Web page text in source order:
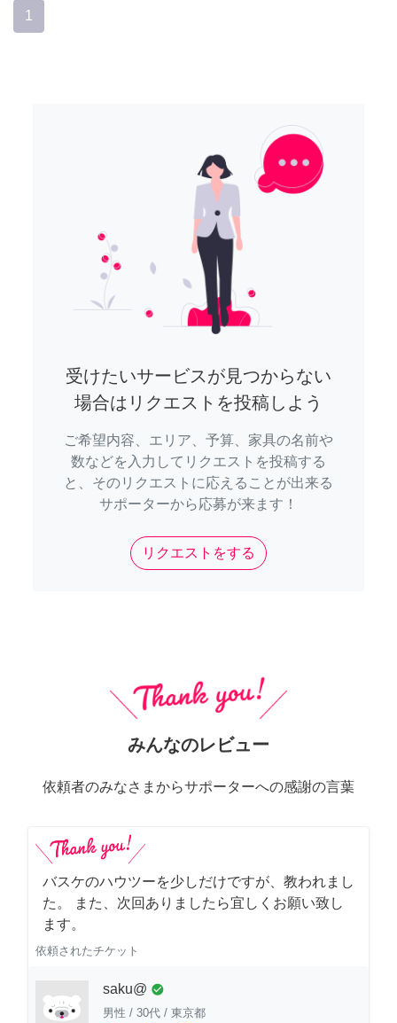
1
受けたいサービスが見つからない
場合はリクエストを投稿しよう
ご希望内容、エリア、予算、家具の名前や
数などを入力してリクエストを投稿する
と、そのリクエストに応えることが出来る
サポーターから応募が来ます！
リクエストをする
みんなのレビュー
依頼者のみなさまからサポーターへの感謝の言葉
バスケのハウツーを少しだけですが、教われまし
た。 また、次回ありましたら宜しくお願い致し
ます。
依頼されたチケット
saku@ check_circle
男性 / 30代 / 東京都